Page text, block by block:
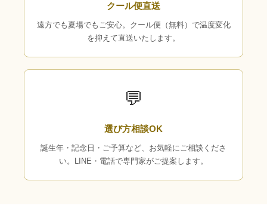
クール便直送
遠方でも夏場でもご安心。クール便（無料）で温度変化
を抑えて直送いたします。
💬
選び方相談OK
誕生年・記念日・ご予算など、お気軽にご相談くださ
い。LINE・電話で専門家がご提案します。